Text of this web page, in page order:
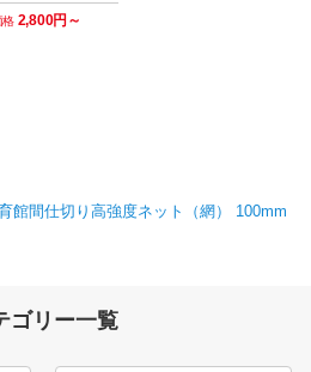
格 2,800円～
館間仕切り高強度ネット（網） 100mm
ゴリー一覧